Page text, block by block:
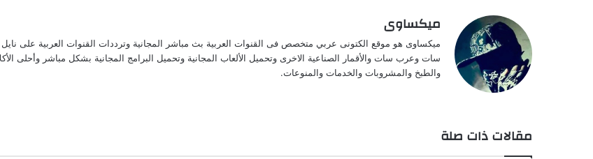
ميكساوى
ميكساوى هو موقع الكتونى عربي متخصص فى القنوات العربية بث مباشر المجانية وترددات القنوات العربية على نايل
سات وعرب سات والأقمار الصناعية الاخرى وتحميل الألعاب المجانية وتحميل البرامج المجانية بشكل مباشر وأحلى
والطبخ والمشروبات والخدمات والمنوعات.
مقالات ذات صلة